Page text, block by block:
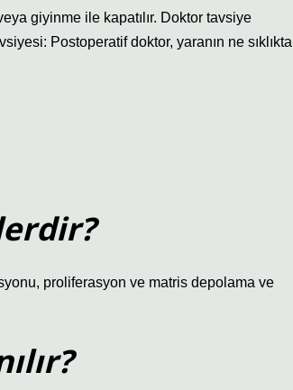
giyinme ile kapatılır. Doktor tavsiye
Postoperatif doktor, yaranın ne sıklıkta
proliferasyon ve matris depolama ve